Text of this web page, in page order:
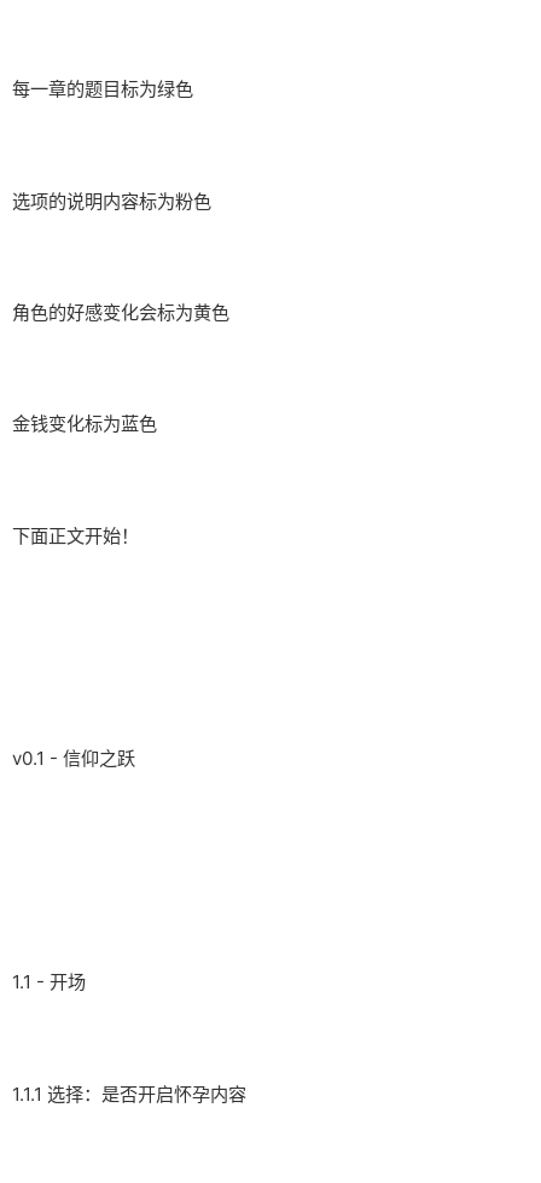
每一章的题目标为绿色
选项的说明内容标为粉色
角色的好感变化会标为黄色
金钱变化标为蓝色
下面正文开始！
v0.1 - 信仰之跃
1.1 - 开场
1.1.1 选择：是否开启怀孕内容